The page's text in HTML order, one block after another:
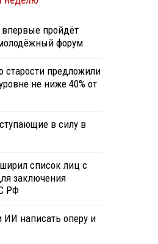
впервые пройдёт
форум
старости предложили
не ниже 40% от
в силу в
список лиц с
заключения
РФ
ИИ написать оперу и